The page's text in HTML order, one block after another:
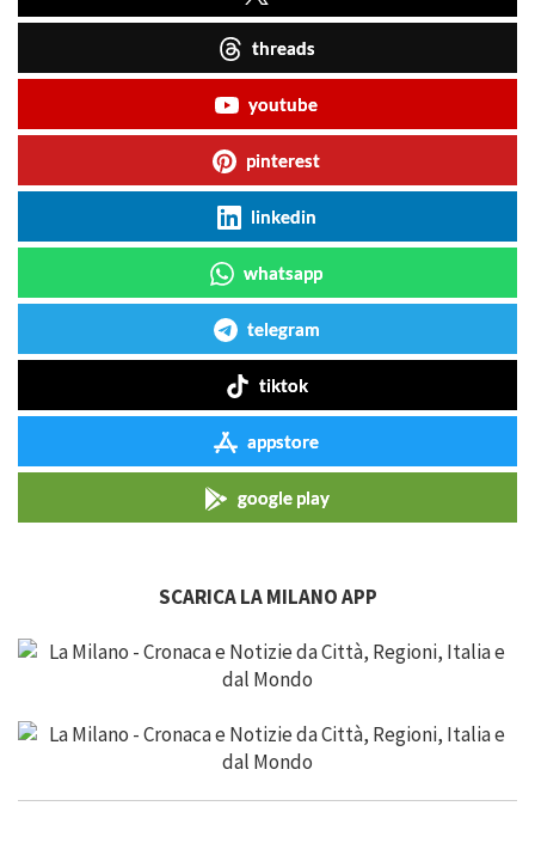
threads
youtube
pinterest
linkedin
whatsapp
telegram
tiktok
appstore
google play
SCARICA LA MILANO APP